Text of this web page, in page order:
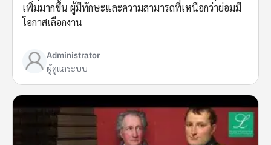
เพิ่มมากขึ้น ผู้มีทักษะและความสามารถที่เหนือกว่าย่อมมี
โอกาสเลือกงาน
Administrator
ผู้ดูแลระบบ